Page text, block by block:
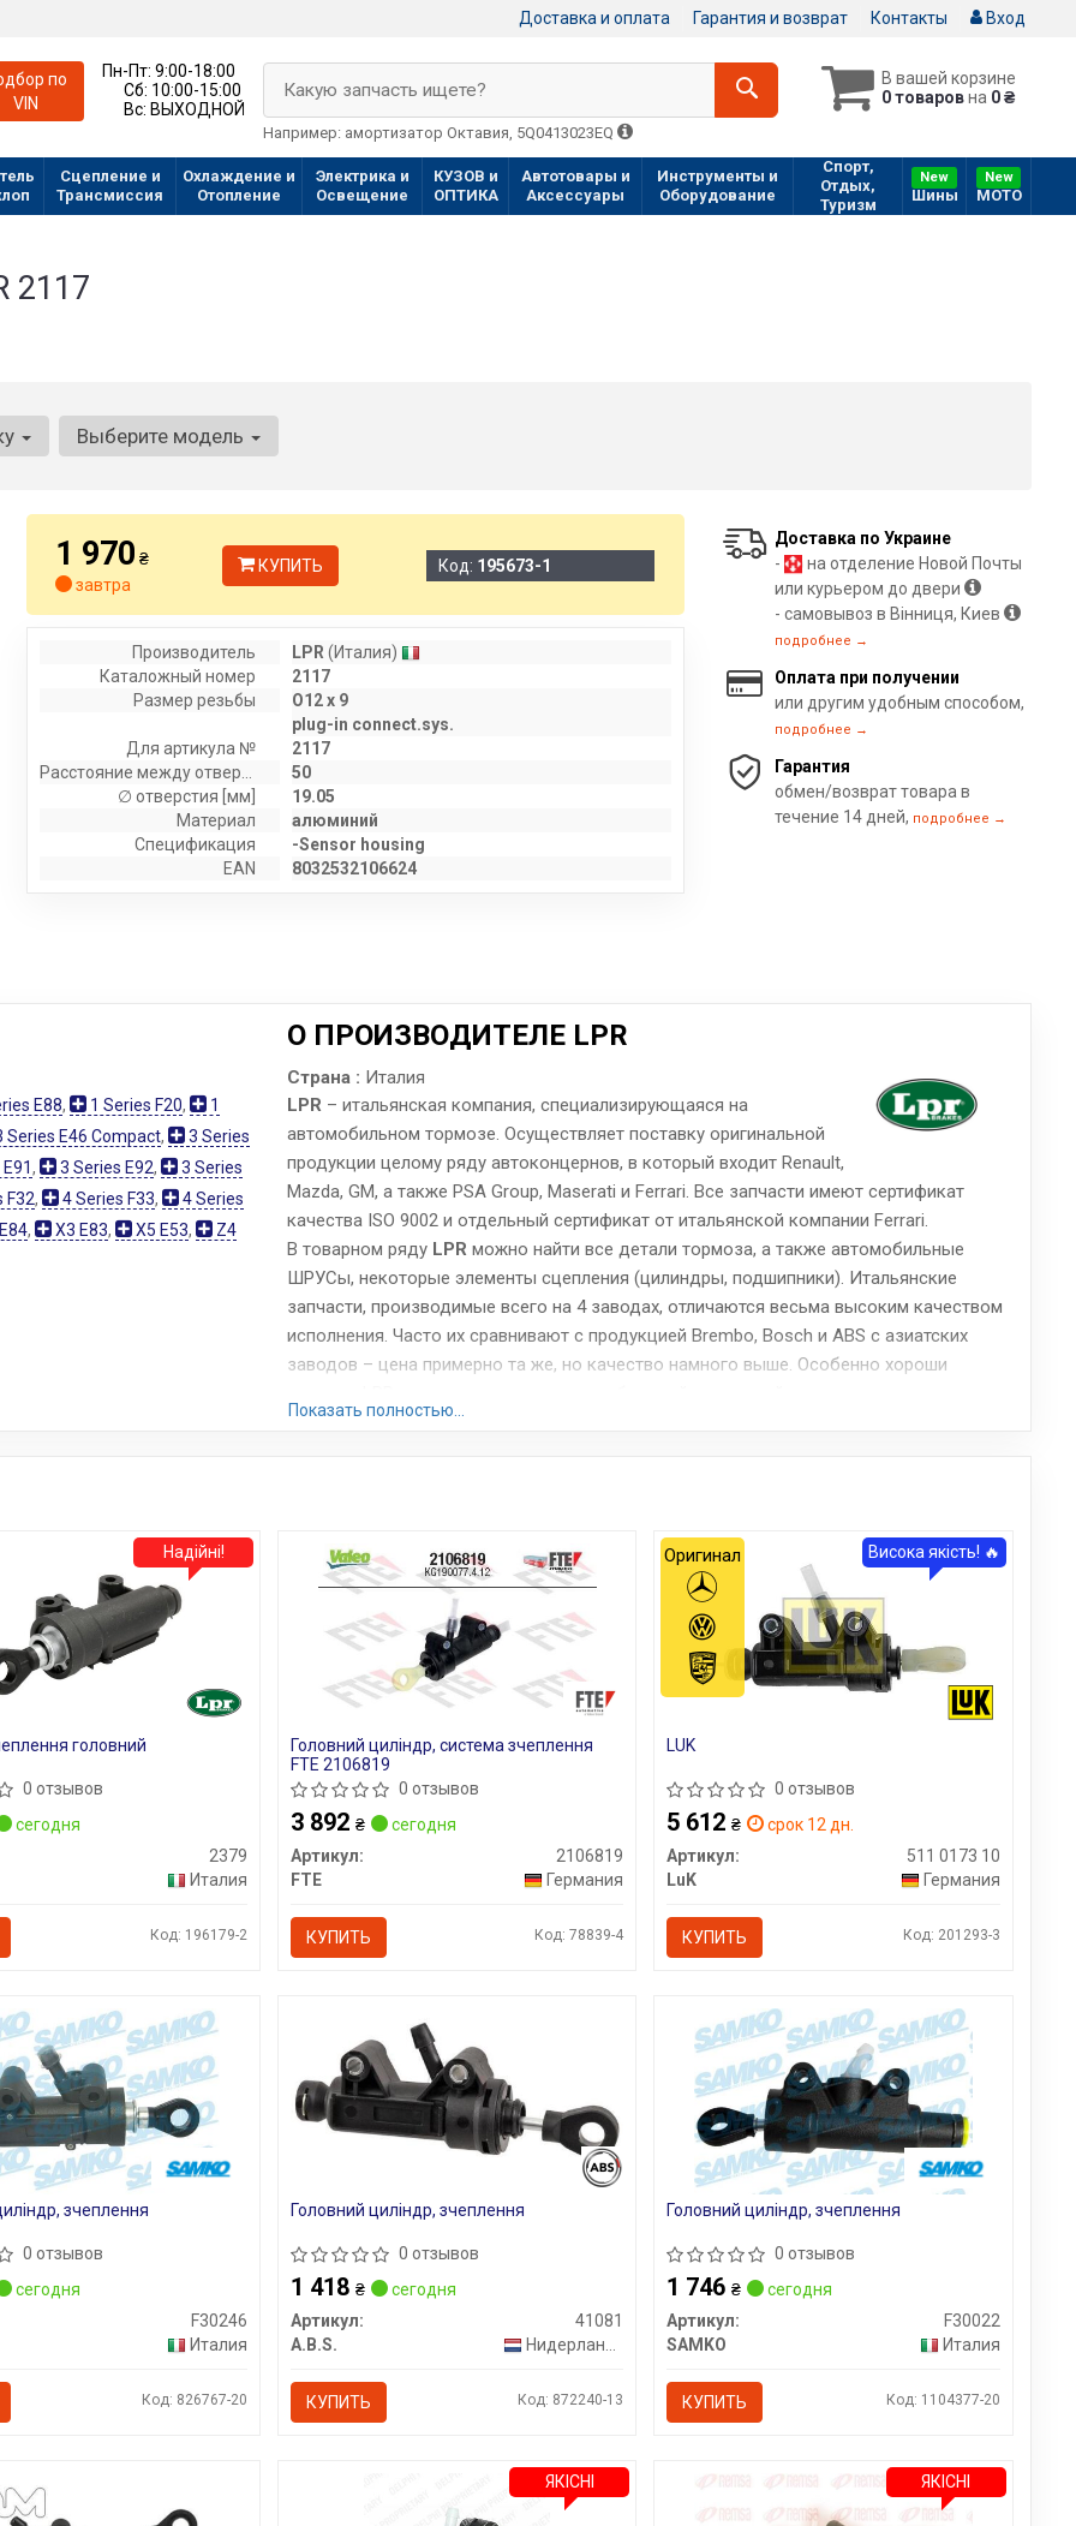
Доставка и оплата Гарантия и возврат Контакты Вход
по
VIN
Пн-Пт:9:00-18:00
Сб: 10:00-15:00
Вс: ВЫХОДНОЙ
В вашей корзине
0 товаровна 0 ₴
Какую запчасть ищете?
Например: амортизатор Октавия, 5Q0413023EQ
Сцепление и
Трансмиссия
Охлаждение и
Отопление
Электрика и
Освещение
КУЗОВ и
ОПТИКА
Автотовары и
Аксессуары
Инструменты и
Оборудование
Спорт,
Отдых,
Туризм
New
Шины
New
МOTO
2117
Выберите модель
1 970 ₴
завтра
КУПИТЬ Код: 195673-1
Производитель LPR (Италия)
Каталожный номер
2117
Размер резьбы
O12 x 9
plug-in connect.sys.
Для артикула №
2117
50
∅ отверстия [мм]
19.05
Материал
алюминий
Спецификация
-Sensor housing
EAN
8032532106624
Доставка по Украине
-
на отделение Новой Почты
или курьером до двери
- самовывоз в Вінниця, Киев
подробнее →
Оплата при получении
или другим удобным способом,
подробнее →
Гарантия
обмен/возврат товара в
течение 14 дней, подробнее →
E88, 1 Series F20,
1
Series E46 Compact,
3 Series
, 3 Series E92,
3 Series
F32, 4 Series F33,
4 Series
, X3 E83, X5 E53,
Z4
О ПРОИЗВОДИТЕЛЕ LPR
Страна : Италия
LPR – итальянская компания, специализирующаяся на
автомобильном тормозе. Осуществляет поставку оригинальной
продукции целому ряду автоконцернов, в который входит Renault,
Mazda, GM, а также PSA Group, Maserati и Ferrari. Все запчасти имеют сертификат
качества ISO 9002 и отдельный сертификат от итальянской компании Ferrari.
В товарном ряду LPR можно найти все детали тормоза, а также автомобильные
ШРУСы, некоторые элементы сцепления (цилиндры, подшипники). Итальянские
запчасти, производимые всего на 4 заводах, отличаются весьма высоким качеством
исполнения. Часто их сравнивают с продукцией Brembo, Bosch и ABS с азиатских
заводов – цена примерно та же, но качество намного выше. Особенно хороши
и невысокую скорость износа.
Показать полностью...
головний
0 отзывов
сегодня
2379
Италия
Код: 196179-2
Надійні!
Головний циліндр, система зчеплення
FTE 2106819
0 отзывов
3 892 ₴
сегодня
Артикул:
2106819
FTE
Германия
КУПИТЬ Код: 78839-4
LUK
0 отзывов
5 612₴
срок 12 дн.
Артикул:
511 0173 10
LuK
Германия
КУПИТЬ Код: 201293-3
Висока якість! 🔥
Оригинал
зчеплення
0 отзывов
сегодня
F30246
Италия
Код: 826767-20
Головний циліндр, зчеплення
0 отзывов
1 418 ₴
сегодня
Артикул:
41081
A.B.S.
Нидерланды
КУПИТЬ Код: 872240-13
Головний циліндр, зчеплення
0 отзывов
1 746₴
сегодня
Артикул:
F30022
SAMKO
Италия
КУПИТЬ Код: 1104377-20
ЯКІСНІ ЯКІСНІ